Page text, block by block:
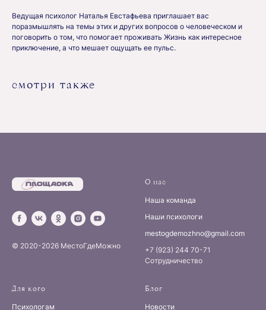
Ведущая психолог Наталья Евстафьева приглашает вас
поразмышлять на темы этих и других вопросов о человеческом и
поговорить о том, что помогает проживать Жизнь как интересное
приключение, а что мешает ощущать ее пульс.
смотри также
© 2020-2026 МестоГдеМожно
О нас
Наша команда
Наши психологи
mestogdemozhno@gmail.com
+7 (923) 244 70-71
Сотрудничество
Для кого
Психологам
Блог
Новости